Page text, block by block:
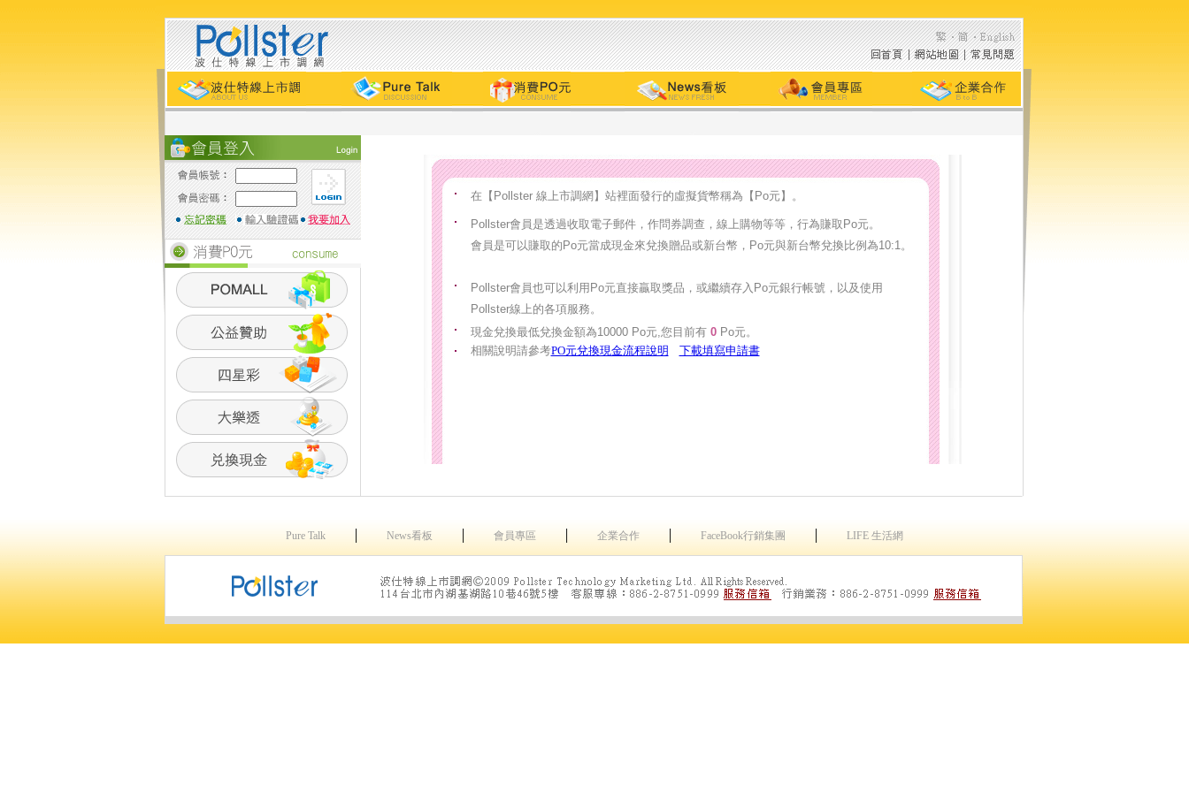
在 【 Pollster 線上市調網 】 站裡面發行的虛擬貨幣稱為 【 Po元】 。
Pollster會員是透過收取電子郵件，作問券調查，線上購物等等，行為賺取Po元。
會員是可以賺取的Po元當成現金來兌換贈品或新台幣，Po元與新台幣兌換比例為10:1。
Pollster會員也可以利用Po元直接贏取獎品，或繼續存入Po元銀行帳號，以及使用
Pollster線上的各項服務。
現金兌換最低兌換金額為10000 Po元,您目前有0 Po元。
相關說明請參考PO元兌換現金流程說明 下載填寫申請書
Pure Talk News看板 會員專區 企業合作 FaceBook行銷集團 LIFE 生活網